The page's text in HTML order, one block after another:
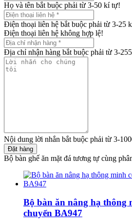
Họ và tên bắt buộc phải từ 3-50 kí tự!
Điện thoại liên hệ bắt buộc phải từ 3-25
Điện thoại liên hệ không hợp lệ!
Địa chỉ nhận hàng bắt buộc phải từ 3-
Nội dung lời nhắn bắt buộc phải từ 3-
Đặt hàng
Bộ bàn ghế ăn mặt đá tương tự cùng
Bộ bàn ăn nâng hạ thông
chuyển BA947